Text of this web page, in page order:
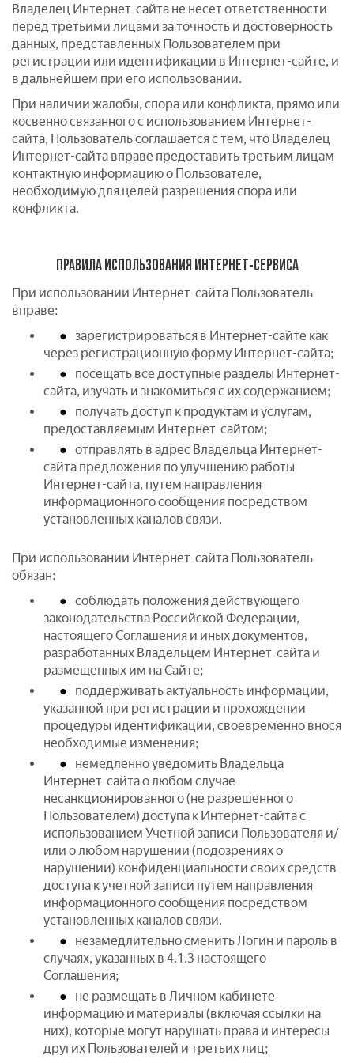
Владелец Интернет-сайта не несет ответственности
перед третьими лицами за точность и достоверность
данных, представленных Пользователем при
регистрации или идентификации в Интернет-сайте, и
в дальнейшем при его использовании.
При наличии жалобы, спора или конфликта, прямо или
косвенно связанного с использованием Интернет-
сайта, Пользователь соглашается с тем, что Владелец
Интернет-сайта вправе предоставить третьим лицам
контактную информацию о Пользователе,
необходимую для целей разрешения спора или
конфликта.
ПРАВИЛА ИСПОЛЬЗОВАНИЯ ИНТЕРНЕТ-СЕРВИСА
При использовании Интернет-сайта Пользователь
вправе:
зарегистрироваться в Интернет-сайте как
через регистрационную форму Интернет-сайта;
посещать все доступные разделы Интернет-
сайта, изучать и знакомиться с их содержанием;
получать доступ к продуктам и услугам,
предоставляемым Интернет-сайтом;
отправлять в адрес Владельца Интернет-
сайта предложения по улучшению работы
Интернет-сайта, путем направления
информационного сообщения посредством
установленных каналов связи.
При использовании Интернет-сайта Пользователь
обязан:
соблюдать положения действующего
законодательства Российской Федерации,
настоящего Соглашения и иных документов,
разработанных Владельцем Интернет-сайта и
размещенных им на Сайте;
поддерживать актуальность информации,
указанной при регистрации и прохождении
процедуры идентификации, своевременно внося
необходимые изменения;
немедленно уведомить Владельца
Интернет-сайта о любом случае
несанкционированного (не разрешенного
Пользователем) доступа к Интернет-сайта с
использованием Учетной записи Пользователя и/
или о любом нарушении (подозрениях о
нарушении) конфиденциальности своих средств
доступа к учетной записи путем направления
информационного сообщения посредством
установленных каналов связи.
незамедлительно сменить Логин и пароль в
случаях, указанных в 4.1.3 настоящего
Соглашения;
не размещать в Личном кабинете
информацию и материалы (включая ссылки на
них), которые могут нарушать права и интересы
других Пользователей и третьих лиц;